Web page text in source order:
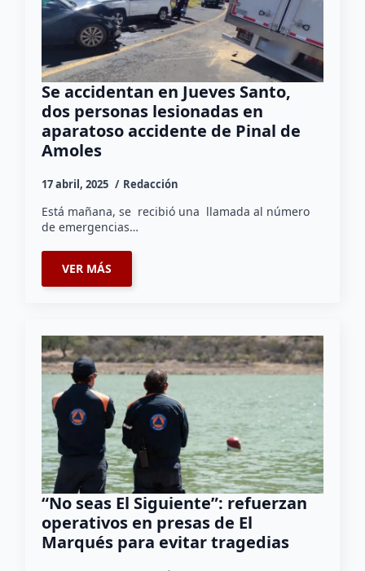
Se accidentan en Jueves Santo,
dos personas lesionadas en
aparatoso accidente de Pinal de
Amoles
17 abril, 2025 Redacción
Está mañana, se recibió una llamada al número
de emergencias…
VER MÁS
“No seas El Siguiente”: refuerzan
operativos en presas de El
Marqués para evitar tragedias